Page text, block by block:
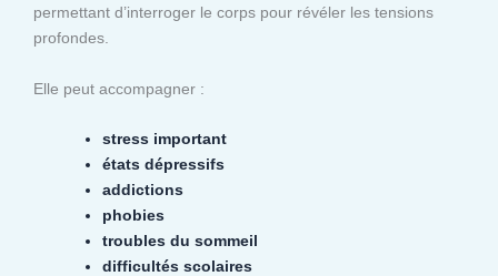
permettant d’interroger le corps pour révéler les tensions
profondes.
Elle peut accompagner :
stress important
états dépressifs
addictions
phobies
troubles du sommeil
difficultés scolaires